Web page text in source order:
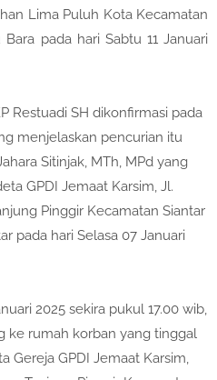
Lima Puluh Kota Kecamatan
pada hari Sabtu 11 Januari
Restuadi SH dikonfirmasi pada
menjelaskan pencurian itu
Sitinjak, MTh, MPd yang
GPDI Jemaat Karsim, Jl.
Pinggir Kecamatan Siantar
pada hari Selasa 07 Januari
2025 sekira pukul 17.00 wib,
ke rumah korban yang tinggal
Gereja GPDI Jemaat Karsim,